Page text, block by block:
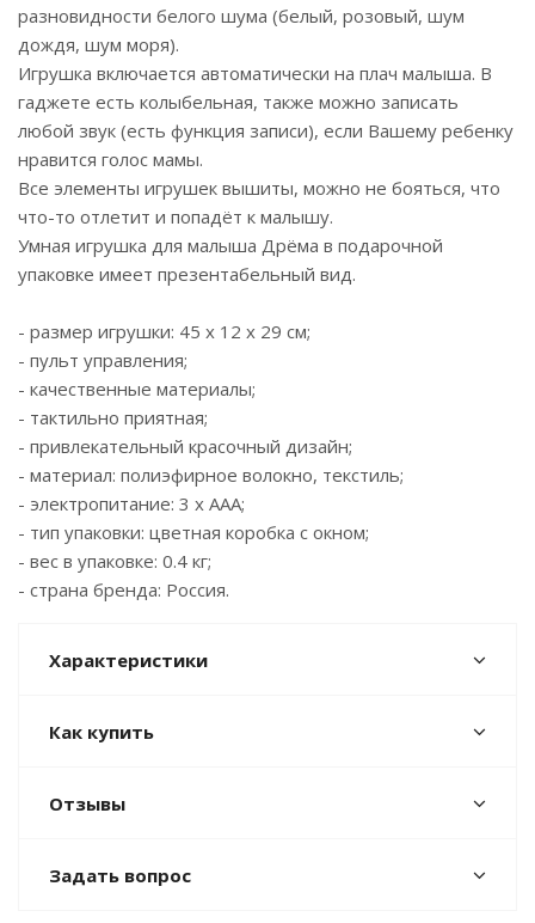
разновидности белого шума (белый, розовый, шум
дождя, шум моря).
Игрушка включается автоматически на плач малыша. В
гаджете есть колыбельная, также можно записать
любой звук (есть функция записи), если Вашему ребенку
нравится голос мамы.
Все элементы игрушек вышиты, можно не бояться, что
что-то отлетит и попадёт к малышу.
Умная игрушка для малыша Дрёма в подарочной
упаковке имеет презентабельный вид.
- размер игрушки: 45 x 12 x 29 см;
- пульт управления;
- качественные материалы;
- тактильно приятная;
- привлекательный красочный дизайн;
- материал: полиэфирное волокно, текстиль;
- электропитание: 3 х ААА;
- тип упаковки: цветная коробка с окном;
- вес в упаковке: 0.4 кг;
- страна бренда: Россия.
Характеристики
Как купить
Отзывы
Задать вопрос